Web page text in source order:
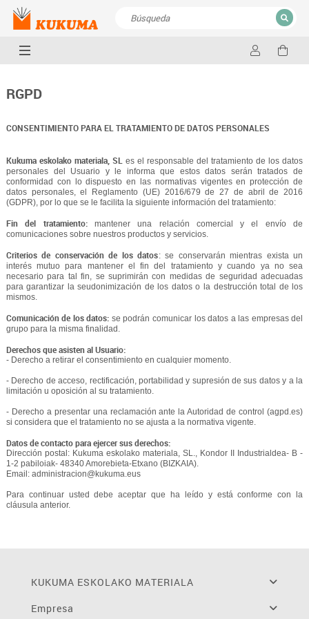
CERRAR
RGPD
CONSENTIMIENTO PARA EL TRATAMIENTO DE DATOS PERSONALES
Kukuma eskolako materiala, SL es el responsable del tratamiento de los datos
personales del Usuario y le informa que estos datos serán tratados de
conformidad con lo dispuesto en las normativas vigentes en protección de
datos personales, el Reglamento (UE) 2016/679 de 27 de abril de 2016
(GDPR), por lo que se le facilita la siguiente información del tratamiento:
Fin del tratamiento:mantener una relación comercial y el envío de
comunicaciones sobre nuestros productos y servicios.
Criterios de conservación de los datos: se conservarán mientras exista un
interés mutuo para mantener el fin del tratamiento y cuando ya no sea
necesario para tal fin, se suprimirán con medidas de seguridad adecuadas
para garantizar la seudonimización de los datos o la destrucción total de los
mismos.
Comunicación de los datos: se podrán comunicar los datos a las empresas del
grupo para la misma finalidad.
Derechos que asisten al Usuario:
- Derecho a retirar el consentimiento en cualquier momento.
- Derecho de acceso, rectificación, portabilidad y supresión de sus datos y a la
limitación u oposición al su tratamiento.
- Derecho a presentar una reclamación ante la Autoridad de control (agpd.es)
si considera que el tratamiento no se ajusta a la normativa vigente.
Datos de contacto para ejercer sus derechos:
Dirección postal: Kukuma eskolako materiala, SL., Kondor II Industrialdea- B -
1-2 pabiloiak- 48340 Amorebieta-Etxano (BIZKAIA).
Email: administracion@kukuma.eus
Para continuar usted debe aceptar que ha leído y está conforme con la
cláusula anterior.
KUKUMA ESKOLAKO MATERIALA
Empresa